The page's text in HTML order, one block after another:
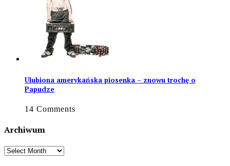
Ulubiona amerykańska piosenka – znowu trochę o
Papudze
14 Comments
Archiwum
Archiwum